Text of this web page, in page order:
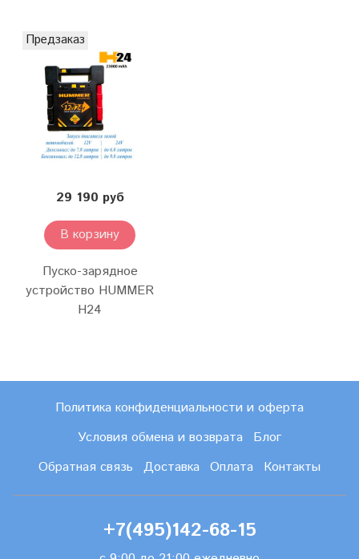
Предзаказ
29 190 руб
В корзину
Пуско-зарядное
устройство HUMMER
H24
Политика конфиденциальности и оферта
Условия обмена и возврата
Блог
Обратная связь
Доставка Оплата Контакты
+7(495)142-68-15